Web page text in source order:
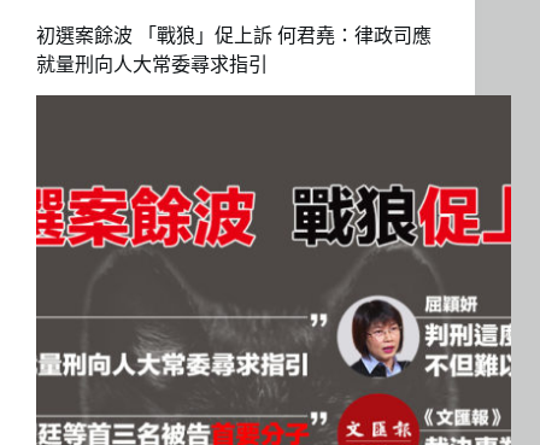
初選案餘波 「戰狼」促上訴 何君堯：律政司應
就量刑向人大常委尋求指引